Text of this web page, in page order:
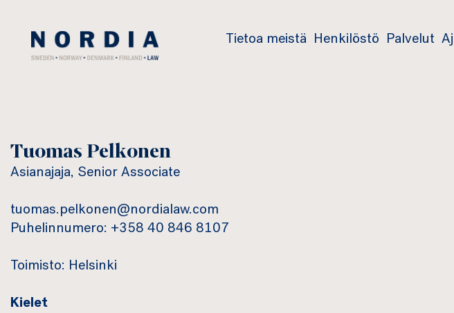
Nordia
Law
Tietoa meistä Henkilöstö Palvelut
Tuomas Pelkonen
Asianajaja, Senior Associate
tuomas.pelkonen@nordialaw.com
Puhelinnumero: +358 40 846 8107
Toimisto: Helsinki
Kielet